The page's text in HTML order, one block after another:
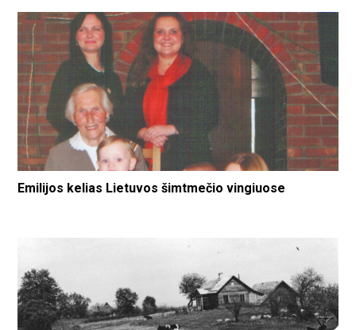
Emilijos kelias Lietuvos šimtmečio vingiuose